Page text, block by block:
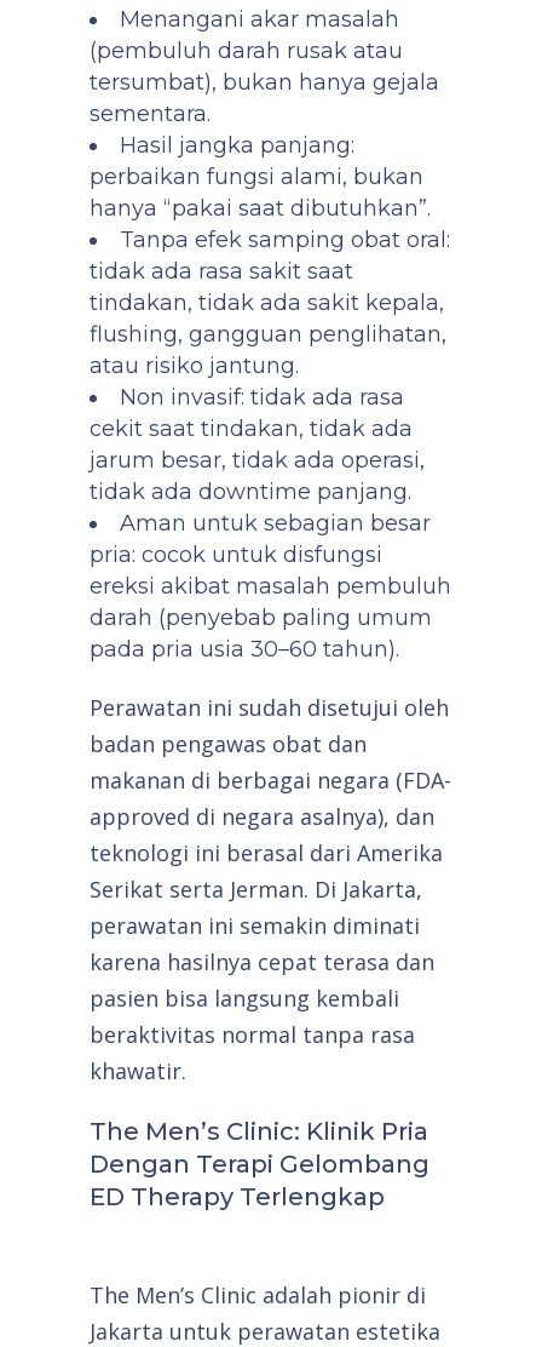
Menangani akar masalah
(pembuluh darah rusak atau
tersumbat), bukan hanya gejala
sementara.
Hasil jangka panjang:
perbaikan fungsi alami, bukan
hanya “pakai saat dibutuhkan”.
Tanpa efek samping obat oral:
tidak ada rasa sakit saat
tindakan, tidak ada sakit kepala,
flushing, gangguan penglihatan,
atau risiko jantung.
Non invasif: tidak ada rasa
cekit saat tindakan, tidak ada
jarum besar, tidak ada operasi,
tidak ada downtime panjang.
Aman untuk sebagian besar
pria: cocok untuk disfungsi
ereksi akibat masalah pembuluh
darah (penyebab paling umum
pada pria usia 30–60 tahun).
Perawatan ini sudah disetujui oleh
badan pengawas obat dan
makanan di berbagai negara (FDA-
approved di negara asalnya), dan
teknologi ini berasal dari Amerika
Serikat serta Jerman. Di Jakarta,
perawatan ini semakin diminati
karena hasilnya cepat terasa dan
pasien bisa langsung kembali
beraktivitas normal tanpa rasa
khawatir.
The Men’s Clinic: Klinik Pria
Dengan Terapi Gelombang
ED Therapy Terlengkap
The Men’s Clinic adalah pionir di
Jakarta untuk perawatan estetika